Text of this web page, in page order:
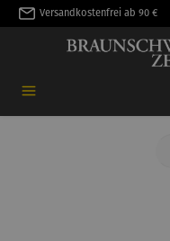
springen
Versandkostenfrei ab 90 €